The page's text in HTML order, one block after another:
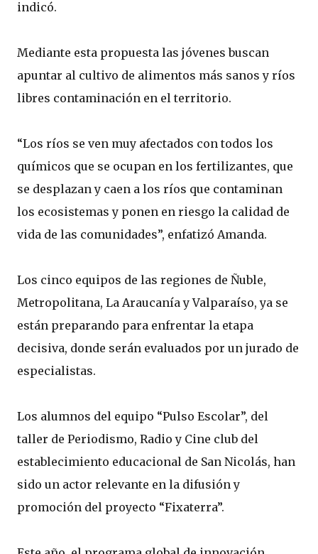
indicó.
Mediante esta propuesta las jóvenes buscan
apuntar al cultivo de alimentos más sanos y ríos
libres contaminación en el territorio.
“Los ríos se ven muy afectados con todos los
químicos que se ocupan en los fertilizantes, que
se desplazan y caen a los ríos que contaminan
los ecosistemas y ponen en riesgo la calidad de
vida de las comunidades”, enfatizó Amanda.
Los cinco equipos de las regiones de Ñuble,
Metropolitana, La Araucanía y Valparaíso, ya se
están preparando para enfrentar la etapa
decisiva, donde serán evaluados por un jurado de
especialistas.
Los alumnos del equipo “Pulso Escolar”, del
taller de Periodismo, Radio y Cine club del
establecimiento educacional de San Nicolás, han
sido un actor relevante en la difusión y
promoción del proyecto “Fixaterra”.